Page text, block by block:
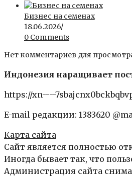
Бизнес на семенах
18.06.2026/
0 Comments
Нет комментариев для
Индонезия наращивает
https://xn----
E-mail редакции: 1383620
Карта сайта
Сайт является полностью
Иногда бывает так, что
Администрация сайта